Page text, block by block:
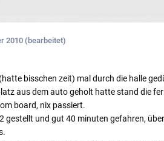
2010 (bearbeitet)
bisschen zeit) mal durch die halle
aus dem auto geholt hatte stand die
board, nix passiert.
gestellt und gut 40 minuten gefahren,